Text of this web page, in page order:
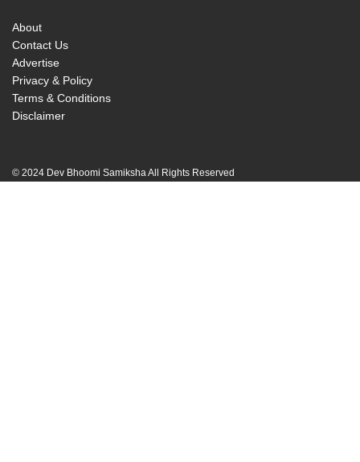
About
Contact Us
Advertise
Privacy & Policy
Terms & Conditions
Disclaimer
© 2024 Dev Bhoomi Samiksha All Rights Reserved